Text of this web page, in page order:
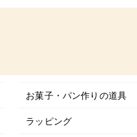
お菓子・パン作りの道具
ラッピング